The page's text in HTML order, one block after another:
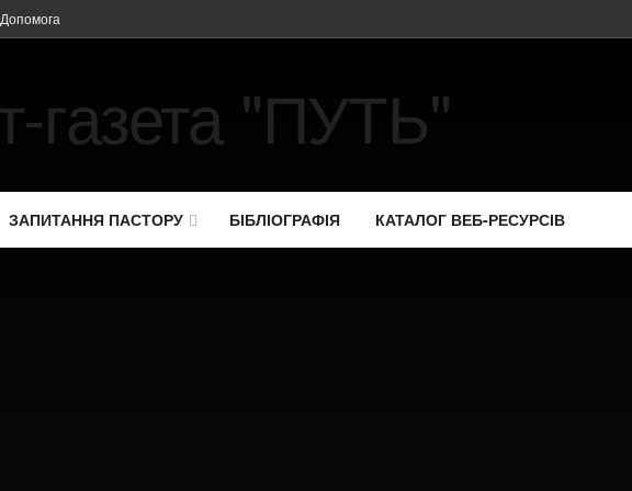
Допомога
ЗАПИТАННЯ ПАСТОРУ БІБЛІОГРАФІЯ КАТАЛОГ ВЕБ-РЕСУРСІВ